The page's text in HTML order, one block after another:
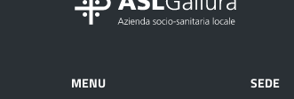
MENU SEDE